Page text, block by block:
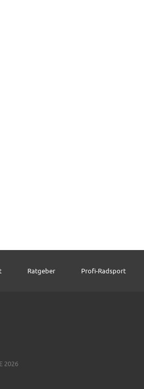
Ratgeber Profi-Radsport
2026